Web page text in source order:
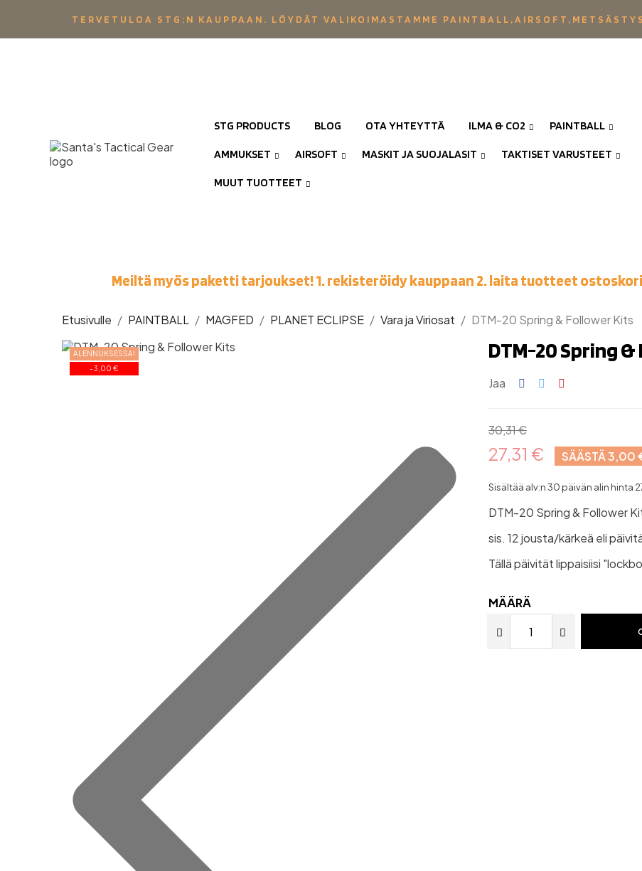
TERVETULOA STG:N KAUPPAAN. LÖYDÄT VALIKOIMASTAMME
STG PRODUCTS BLOG OTA YHTEYTTÄ ILMA & CO2 PAINTBALL
AMMUKSET AIRSOFT MASKIT JA SUOJALASIT TAKTISET VARUSTEET
MUUT TUOTTEET
Meiltä myös paketti tarjoukset! 1. rekisteröidy kauppaan 2. laita tuotteet
Etusivulle PAINTBALL MAGFED PLANET ECLIPSE Vara ja Viriosat DTM-20 Spring & Follower Kits
ALENNUKSESSA!
-3,00 €
DTM-20 Spring
Jaa
30,31 €
27,31 € SÄÄSTÄ 3,00
Sisältää alv:n30 päivän alin hinta
DTM-20 Spring & Follower
sis. 12 jousta/kärkeä eli
Tällä päivität lippaisiisi
MÄÄRÄ